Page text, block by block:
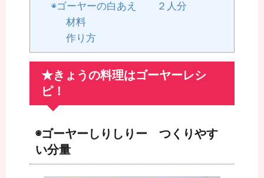
◉ゴーヤーの白あえ ２人分
材料
作り方
★きょうの料理はゴーヤーレシ
ピ！
◉ゴーヤーしりしりー つくりやす
い分量